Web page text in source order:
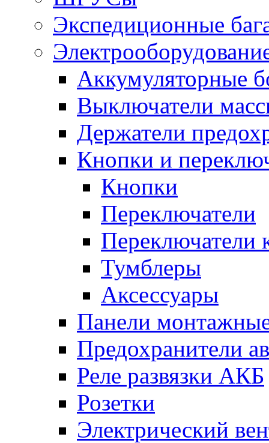
Экспедиционные
Аккумуляторные
Выключатели
Держатели
Кнопки и
Кнопки
Переключатели
Переключатели
Тумблеры
Аксессуары
Панели
Предохранители
Реле развязки АКБ
Розетки
Электрический